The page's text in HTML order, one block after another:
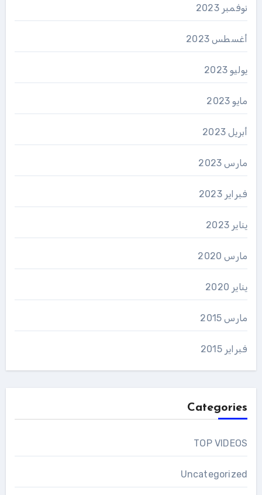
نوفمبر 2023
أغسطس 2023
يوليو 2023
مايو 2023
أبريل 2023
مارس 2023
فبراير 2023
يناير 2023
مارس 2020
يناير 2020
مارس 2015
فبراير 2015
Categories
TOP VIDEOS
Uncategorized